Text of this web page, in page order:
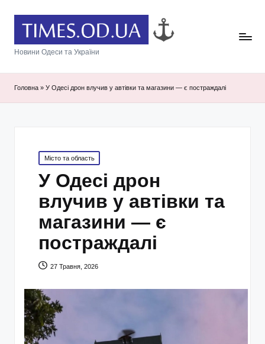
Новини Одеси та України
Головна » У Одесі дрон влучив у автівки та магазини — є постраждалі
Posted
in
Місто та область
У Одесі дрон
влучив у автівки та
магазини — є
постраждалі
27 Травня, 2026